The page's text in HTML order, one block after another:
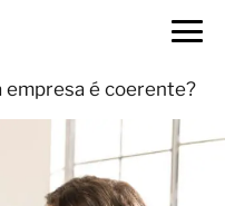
empresa é coerente?